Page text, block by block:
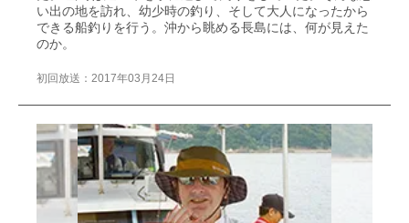
い出の地を訪れ、幼少時の釣り、そして大人になったから
できる船釣りを行う。沖から眺める長島には、何が見えた
のか。
初回放送：2017年03月24日